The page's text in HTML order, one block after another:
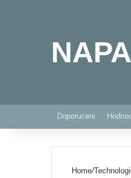
Doporuceni
Home/